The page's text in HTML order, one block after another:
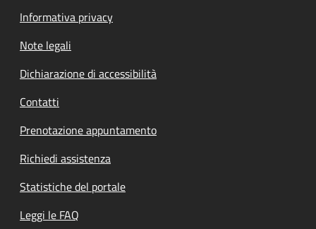
Informativa privacy
Note legali
Dichiarazione di accessibilità
Contatti
Prenotazione appuntamento
Richiedi assistenza
Statistiche del portale
Leggi le FAQ